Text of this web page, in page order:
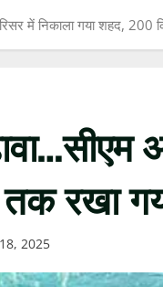
में निकाला गया शहद, 200
रखा
2025